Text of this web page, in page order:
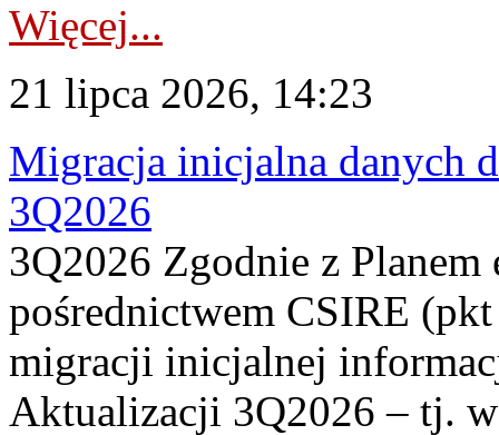
Więcej...
21 lipca 2026, 14:23
Migracja inicjalna danych
3Q2026
3Q2026 Zgodnie z
pośrednictwem CSIRE
migracji inicjalnej
Aktualizacji 3Q2026 – tj.